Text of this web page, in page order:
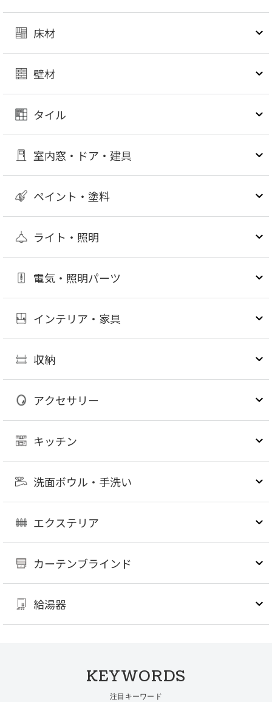
床材
壁材
タイル
室内窓・ドア・建具
ペイント・塗料
ライト・照明
電気・照明パーツ
インテリア・家具
収納
アクセサリー
キッチン
洗面ボウル・手洗い
エクステリア
カーテンブラインド
給湯器
KEYWORDS
注目キーワード